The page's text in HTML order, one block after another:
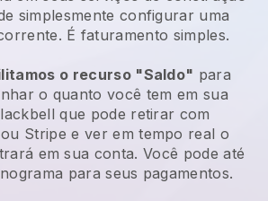
simplesmente configurar uma
É faturamento simples.
o recurso "Saldo" para
o quanto você tem em sua
que pode retirar com
Stripe e ver em tempo real o
em sua conta. Você pode até
para seus pagamentos.